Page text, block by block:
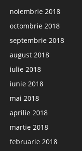
noiembrie 2018
octombrie 2018
septembrie 2018
august 2018
iulie 2018
iunie 2018
mai 2018
aprilie 2018
martie 2018
februarie 2018